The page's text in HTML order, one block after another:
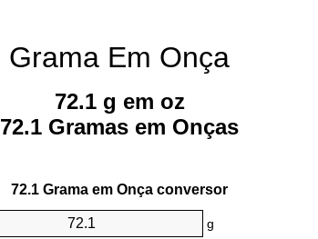
Grama Em Onça
72.1 g em oz
72.1 Gramas em Onças
72.1 Grama em Onça conversor
g